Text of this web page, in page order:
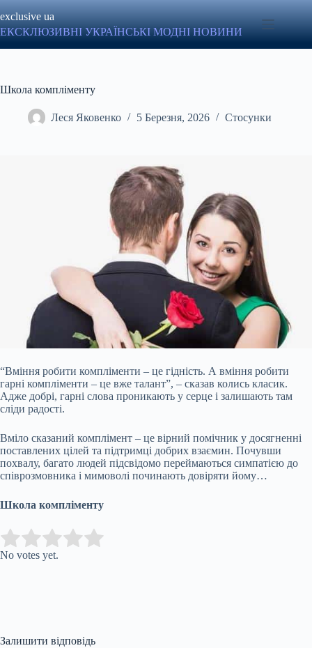
до
вмісту
exclusive ua
ЕКСКЛЮЗИВНІ УКРАЇНСЬКІ МОДНІ НОВИНИ
Школа компліменту
Леся Яковенко 5 Березня, 2026 Стосунки
“Вміння робити компліменти – це гідність. А вміння робити
гарні компліменти – це вже талант”, – сказав колись класик.
Адже добрі, гарні слова проникають у серце і залишають там
сліди радості.
Вміло сказаний комплімент – це вірний помічник у досягненні
поставлених цілей та підтримці добрих взаємин. Почувши
похвалу, багато людей підсвідомо переймаються симпатією до
співрозмовника і мимоволі починають довіряти йому…
Школа компліменту
Rate this item:
No votes yet.
Залишити відповідь